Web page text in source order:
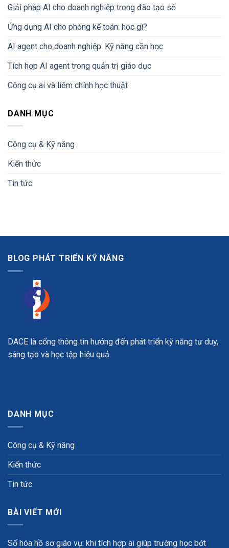
Giải pháp AI cho doanh nghiệp trong đào tạo số
Ứng dụng AI cho phòng kế toán: học gì?
AI agent cho doanh nghiệp: Kỹ năng cần học
Tích hợp AI agent trong quản trị giáo dục
Công cụ ai và liêm chính học thuật
DANH MỤC
Công cụ & Kỹ năng
Kiến thức
Tin tức
BLOG PHÁT TRIỂN KỸ NĂNG
DACE là cổng thông tin hướng đến phát triển kỹ năng tư duy,
sáng tạo và học tập hiệu quả.
DANH MỤC
Công cụ & Kỹ năng
Kiến thức
Tin tức
BÀI VIẾT MỚI
Số hóa hồ sơ giáo vụ: khi tích hợp ai giúp trường học bớt